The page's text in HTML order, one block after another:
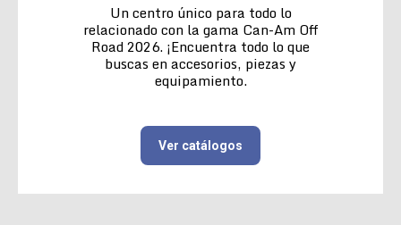
Un centro único para todo lo
relacionado con la gama Can-Am Off
Road 2026. ¡Encuentra todo lo que
buscas en accesorios, piezas y
equipamiento.
Ver catálogos